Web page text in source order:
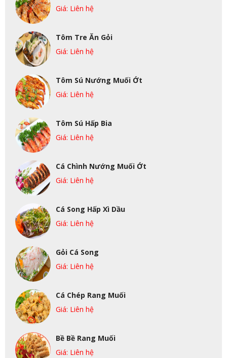
Giá: Liên hệ
Tôm Tre Ăn Gỏi
Giá: Liên hệ
Tôm Sú Nướng Muối Ớt
Giá: Liên hệ
Tôm Sú Hấp Bia
Giá: Liên hệ
Cá Chình Nướng Muối Ớt
Giá: Liên hệ
Cá Song Hấp Xì Dầu
Giá: Liên hệ
Gỏi Cá Song
Giá: Liên hệ
Cá Chép Rang Muối
Giá: Liên hệ
Bề Bề Rang Muối
Giá: Liên hệ